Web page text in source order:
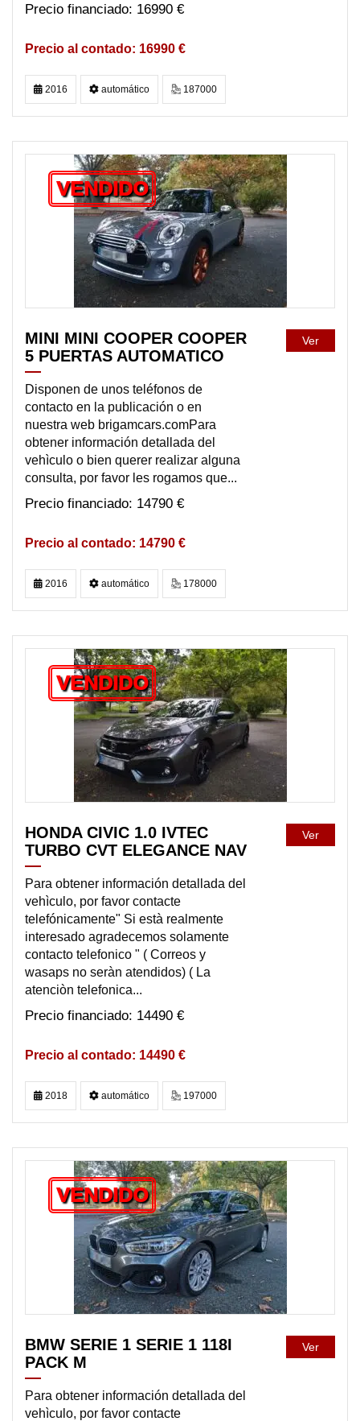
16990 €
16990 €
2016 automático 187000
VENDIDO
MINI MINI COOPER COOPER
5 PUERTAS AUTOMATICO
Disponen de unos teléfonos de
contacto en la publicación o en
nuestra web brigamcars.comPara
obtener información detallada del
vehìculo o bien querer realizar alguna
consulta, por favor les rogamos que...
14790 €
14790 €
Ver
2016 automático 178000
VENDIDO
HONDA CIVIC 1.0 IVTEC
TURBO CVT ELEGANCE NAV
Para obtener información detallada del
vehìculo, por favor contacte
telefónicamente" Si està realmente
interesado agradecemos solamente
contacto telefonico " ( Correos y
wasaps no seràn atendidos) ( La
atenciòn telefonica...
14490 €
14490 €
Ver
2018 automático 197000
VENDIDO
BMW SERIE 1 SERIE 1 118I
PACK M
Para obtener información detallada del
vehìculo, por favor contacte
Ver